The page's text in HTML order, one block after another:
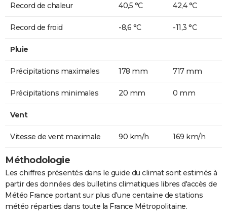
Record de chaleur 40,5 °C 42,4 °C
Record de froid -8,6 °C -11,3 °C
Pluie
Précipitations maximales 178 mm 717 mm
Précipitations minimales 20 mm 0 mm
Vent
Vitesse de vent maximale 90 km/h 169 km/h
Méthodologie
Les chiffres présentés dans le guide du climat sont estimés à
partir des données des bulletins climatiques libres d'accès de
Météo France portant sur plus d'une centaine de stations
météo réparties dans toute la France Métropolitaine.